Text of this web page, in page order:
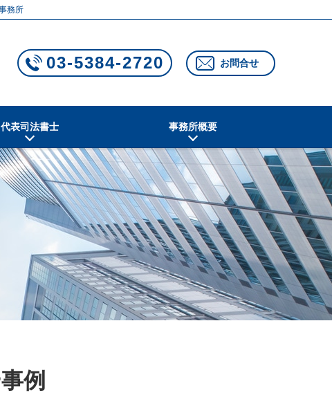
務所
03-5384-2720 お問合せ
代表司法書士 事務所概要
例